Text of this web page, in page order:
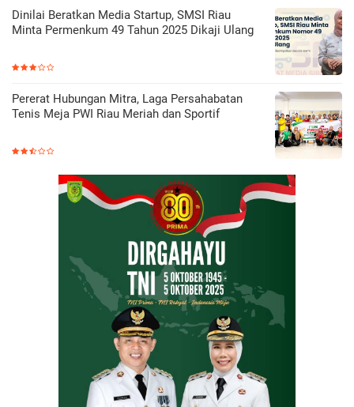
Dinilai Beratkan Media Startup, SMSI Riau
Minta Permenkum 49 Tahun 2025 Dikaji Ulang
Pererat Hubungan Mitra, Laga Persahabatan
Tenis Meja PWI Riau Meriah dan Sportif